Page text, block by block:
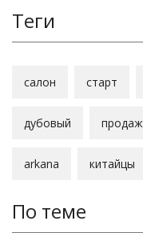
Теги
салон старт
дубовый продаж
arkana китайцы
По теме